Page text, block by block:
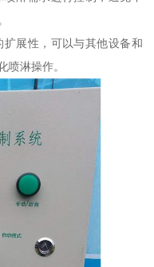
展性，可以与其他设备和
喷淋操作。